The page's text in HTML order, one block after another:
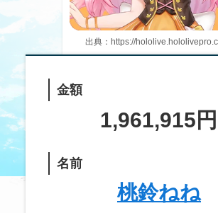
出典：https://
金額
1,961,915円
名前
桃鈴ねね